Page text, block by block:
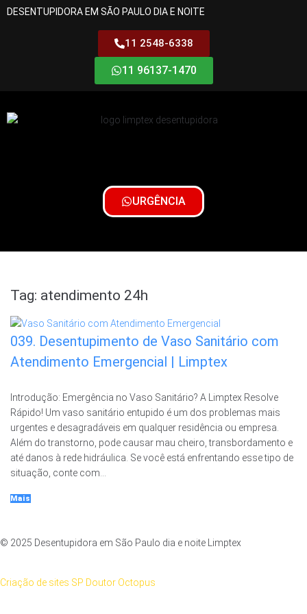
DESENTUPIDORA EM SÃO PAULO DIA E NOITE
11 2548-6338
11 96137-1470
URGÊNCIA
Tag: atendimento 24h
039. Desentupimento de Vaso Sanitário com
Atendimento Emergencial | Limptex
Introdução: Emergência no Vaso Sanitário? A Limptex Resolve
Rápido! Um vaso sanitário entupido é um dos problemas mais
urgentes e desagradáveis em qualquer residência ou empresa.
Além do transtorno, pode causar mau cheiro, transbordamento e
até danos à rede hidráulica. Se você está enfrentando esse tipo de
situação, conte com...
Mais
© 2025 Desentupidora em São Paulo dia e noite Limptex
Criação de sites SP Doutor Octopus